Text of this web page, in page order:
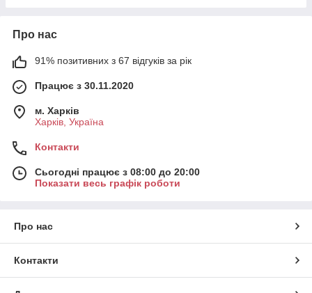
Про нас
91% позитивних з 67 відгуків за рік
Працює з 30.11.2020
м. Харків
Харків, Україна
Контакти
Сьогодні працює з 08:00 до 20:00
Показати весь графік роботи
Про нас
Контакти